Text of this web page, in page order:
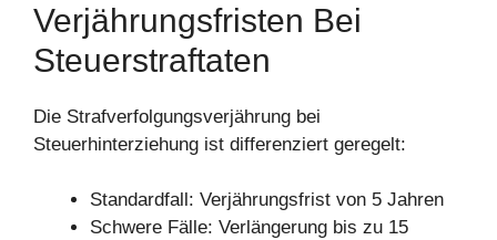
Verjährungsfristen Bei
Steuerstraftaten
Die Strafverfolgungsverjährung bei
Steuerhinterziehung ist differenziert geregelt:
Standardfall: Verjährungsfrist von 5 Jahren
Schwere Fälle: Verlängerung bis zu 15